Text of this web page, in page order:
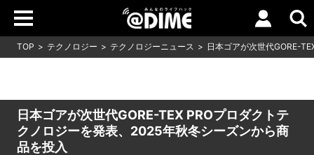
TOP テクノロジー テクノロジーニュース 日本ゴアが次世代GORE-
日本ゴアが次世代GORE-TEX PROプロダクトテ
クノロジーを発表、2025年秋冬シーズンから商
品を投入